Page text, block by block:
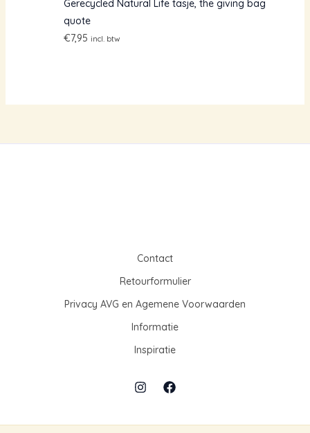
Gerecycled Natural Life tasje, the giving bag
quote
€7,95 incl. btw
Contact
Retourformulier
Privacy AVG en Agemene Voorwaarden
Informatie
Inspiratie